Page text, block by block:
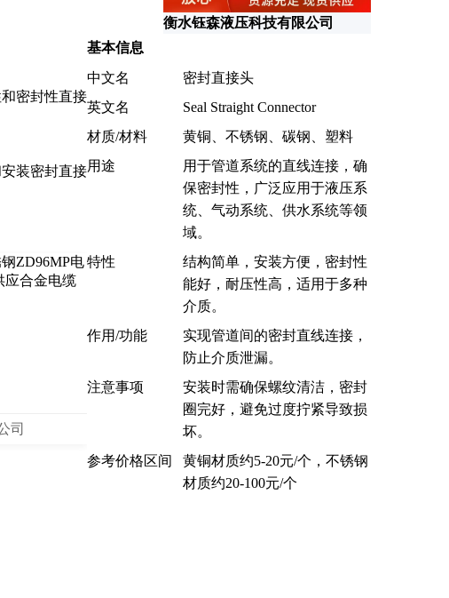
衡水钰森液压科技有限公司
密封性直接
装密封直接
司
基本信息
中文名
密封直接头
英文名
Seal Straight Connector
材质/材料
黄铜、不锈钢、碳钢、塑料
用途
用于管道系统的直线连接，确
保密封性，广泛应用于液压系
统、气动系统、供水系统等领
域。
特性
结构简单，安装方便，密封性
能好，耐压性高，适用于多种
介质。
作用/功能
实现管道间的密封直线连接，
防止介质泄漏。
注意事项
安装时需确保螺纹清洁，密封
圈完好，避免过度拧紧导致损
坏。
参考价格区间
黄铜材质约5-20元/个，不锈钢
材质约20-100元/个